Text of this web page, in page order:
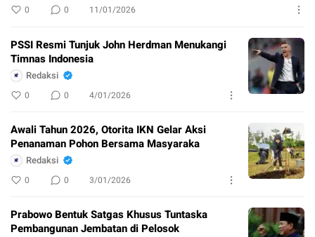
0 0 11/01/2026
PSSI Resmi Tunjuk John Herdman Menukangi
Timnas Indonesia
Redaksi
0 0 4/01/2026
Awali Tahun 2026, Otorita IKN Gelar Aksi
Penanaman Pohon Bersama Masyaraka
Redaksi
0 0 3/01/2026
Prabowo Bentuk Satgas Khusus Tuntaska
Pembangunan Jembatan di Pelosok